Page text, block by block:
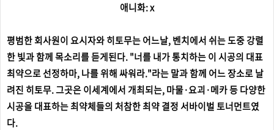
애니화: x
평범한 회사원이 요시자와 히토무는 어느날, 벤치에서 쉬는 도중 강렬
한 빛과 함께 목소리를 듣게된다. "너를 내가 통치하는 이 시공의 대표
최약으로 선정하마, 나를 위해 싸워라."라는 말과 함께 어느 장소로 날
려진 히토무. 그곳은 이세계에서 개최되는, 마물·요괴·메카 등 다양한
시공을 대표하는 최약체들의 처참한 최약 결정 서바이벌 토너먼트였
다.